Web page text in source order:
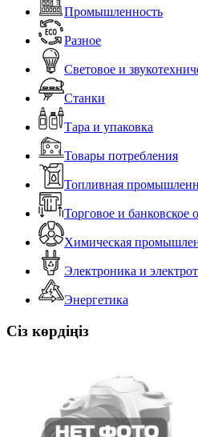
Промышленность
Разное
Световое и
Станки
Тара и упаковка
Товары потребления
Топливная
Торговое и банковское
Химическая
Электроника и
Энергетика
Сіз көрдіңіз